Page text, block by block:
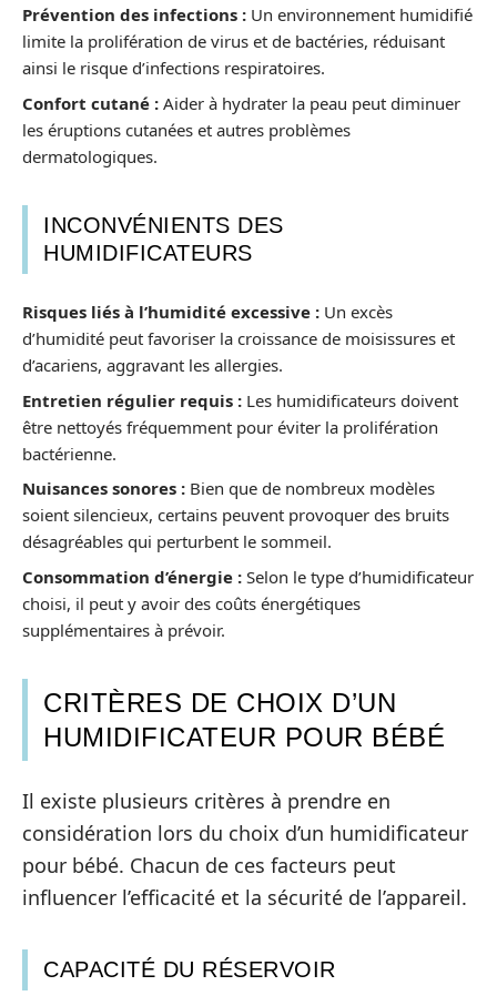
Prévention des infections : Un environnement humidifié
limite la prolifération de virus et de bactéries, réduisant
ainsi le risque d’infections respiratoires.
Confort cutané : Aider à hydrater la peau peut diminuer
les éruptions cutanées et autres problèmes
dermatologiques.
INCONVÉNIENTS DES
HUMIDIFICATEURS
Risques liés à l’humidité excessive : Un excès
d’humidité peut favoriser la croissance de moisissures et
d’acariens, aggravant les allergies.
Entretien régulier requis : Les humidificateurs doivent
être nettoyés fréquemment pour éviter la prolifération
bactérienne.
Nuisances sonores : Bien que de nombreux modèles
soient silencieux, certains peuvent provoquer des bruits
désagréables qui perturbent le sommeil.
Consommation d’énergie : Selon le type d’humidificateur
choisi, il peut y avoir des coûts énergétiques
supplémentaires à prévoir.
CRITÈRES DE CHOIX D’UN
HUMIDIFICATEUR POUR BÉBÉ
Il existe plusieurs critères à prendre en
considération lors du choix d’un humidificateur
pour bébé. Chacun de ces facteurs peut
influencer l’efficacité et la sécurité de l’appareil.
CAPACITÉ DU RÉSERVOIR